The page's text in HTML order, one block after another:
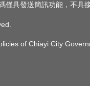
具發送簡訊功能，不
of Chiayi City